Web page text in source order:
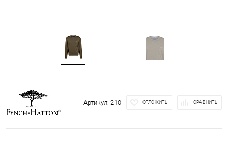
Артикул: 210 ОТЛОЖИТЬ СРАВНИТЬ